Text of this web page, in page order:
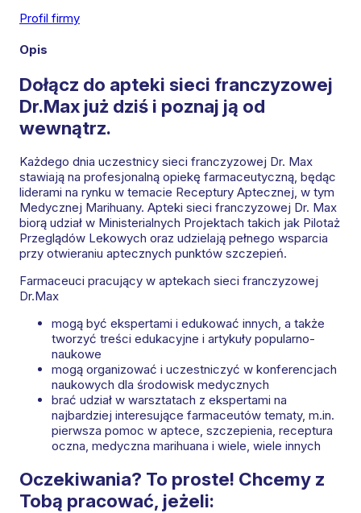
Profil firmy
Opis
Dołącz do apteki sieci franczyzowej
Dr.Max już dziś i poznaj ją od
wewnątrz.
Każdego dnia uczestnicy sieci franczyzowej Dr. Max
stawiają na profesjonalną opiekę farmaceutyczną, będąc
liderami na rynku w temacie Receptury Aptecznej, w tym
Medycznej Marihuany. Apteki sieci franczyzowej Dr. Max
biorą udział w Ministerialnych Projektach takich jak Pilotaż
Przeglądów Lekowych oraz udzielają pełnego wsparcia
przy otwieraniu aptecznych punktów szczepień.
Farmaceuci pracujący w aptekach sieci franczyzowej
Dr.Max
mogą być ekspertami i edukować innych, a także
tworzyć treści edukacyjne i artykuły popularno-
naukowe
mogą organizować i uczestniczyć w konferencjach
naukowych dla środowisk medycznych
brać udział w warsztatach z ekspertami na
najbardziej interesujące farmaceutów tematy, m.in.
pierwsza pomoc w aptece, szczepienia, receptura
oczna, medyczna marihuana i wiele, wiele innych
Oczekiwania? To proste! Chcemy z
Tobą pracować, jeżeli: